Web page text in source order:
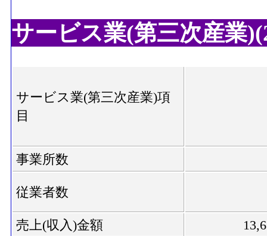
サービス業(第三次産業
サービス業(第三次産業)項
目
事業所数
従業者数
売上(収入)金額